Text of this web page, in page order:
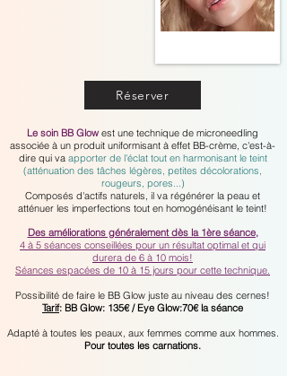
Réserver
Le soin BB Glow est une technique de microneedling
associée à un produit uniformisant à effet BB-crème, c'est-à-
dire qui va apporter de l'éclat tout en harmonisant le teint
(atténuation des tâches légères, petites décolorations,
rougeurs, pores...)
Composés d'actifs naturels, il va régénérer la peau et
atténuer les imperfections tout en homogénéisant le teint!
Des améliorations généralement dès la 1ère séance,
4 à 5 séances conseillées pour un résultat optimal et qui
durera de 6 à 10 mois!
Séances espacées de 10 à 15 jours pour cette technique.
Possibilité de faire le BB Glow juste au niveau des cernes!
Tarif: BB Glow: 135€ / Eye Glow:70€ la séance
Adapté à toutes les peaux, aux femmes comme aux hommes.
Pour toutes les carnations.